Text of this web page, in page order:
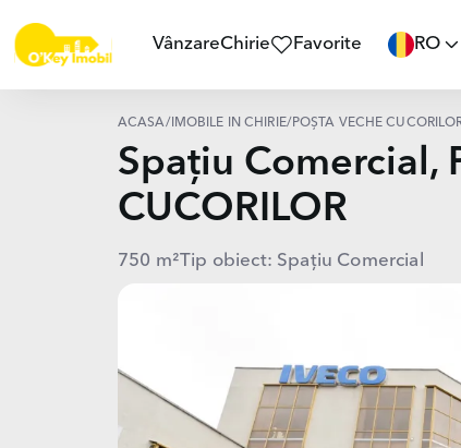
VânzareChirie Favorite RO
ACASĂ/ IMOBILE ÎN CHIRIE/ POȘTA VECHE
Spațiu Comercial,
CUCORILOR
750 m²Tip obiect: Spațiu Comercial